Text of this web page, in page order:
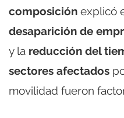
composición explicó
desaparición de
y la reducción del
sectores afectados
movilidad fueron